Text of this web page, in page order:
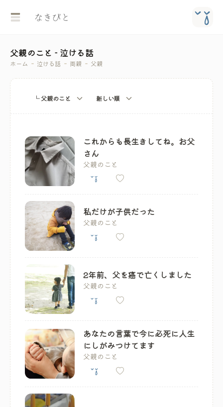
父親のこと - 泣ける話
ホーム 泣ける話 両親 父親
└ 父親のこと 新しい順
これからも長生きしてね。お父
さん
父親のこと
私だけが子供だった
父親のこと
2年前、父を癌で亡くしました
父親のこと
あなたの言葉で今に必死に人生
にしがみつけてます
父親のこと